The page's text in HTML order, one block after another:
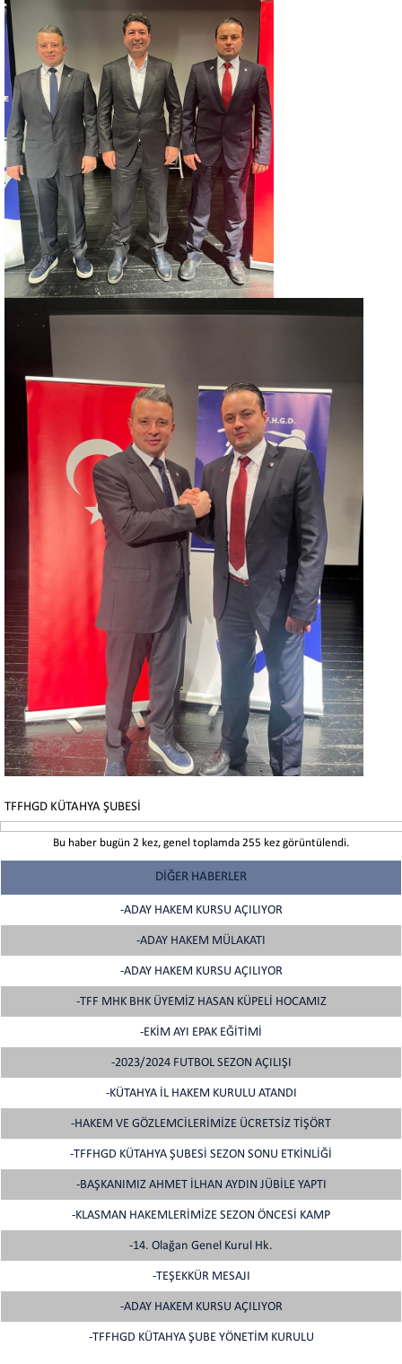
TFFHGD KÜTAHYA ŞUBESİ
Bu haber bugün 2 kez, genel toplamda 255 kez görüntülendi.
DİĞER HABERLER
-ADAY HAKEM KURSU AÇILIYOR
-ADAY HAKEM MÜLAKATI
-ADAY HAKEM KURSU AÇILIYOR
-TFF MHK BHK ÜYEMİZ HASAN KÜPELİ HOCAMIZ
-EKİM AYI EPAK EĞİTİMİ
-2023/2024 FUTBOL SEZON AÇILIŞI
-KÜTAHYA İL HAKEM KURULU ATANDI
-HAKEM VE GÖZLEMCİLERİMİZE ÜCRETSİZ TİŞÖRT
-TFFHGD KÜTAHYA ŞUBESİ SEZON SONU ETKİNLİĞİ
-BAŞKANIMIZ AHMET İLHAN AYDIN JÜBİLE YAPTI
-KLASMAN HAKEMLERİMİZE SEZON ÖNCESİ KAMP
-14. Olağan Genel Kurul Hk.
-TEŞEKKÜR MESAJI
-ADAY HAKEM KURSU AÇILIYOR
-TFFHGD KÜTAHYA ŞUBE YÖNETİM KURULU